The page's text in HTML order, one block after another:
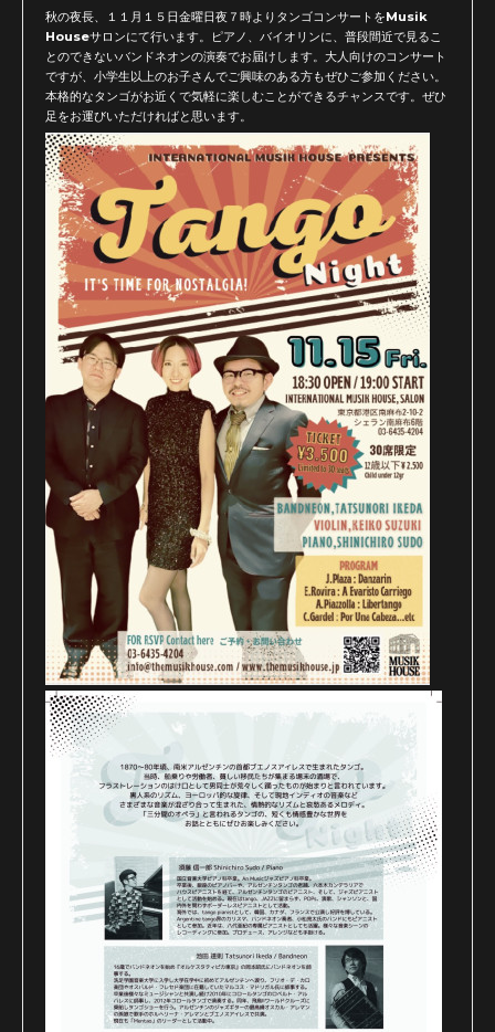
秋の夜長、１１月１５日金曜日夜７時よりタンゴコンサートをMusik
Houseサロンにて行います。ピアノ、バイオリンに、普段間近で見るこ
とのできないバンドネオンの演奏でお届けします。大人向けのコンサート
ですが、小学生以上のお子さんでご興味のある方もぜひご参加ください。
本格的なタンゴがお近くで気軽に楽しむことができるチャンスです。ぜひ
足をお運びいただければと思います。